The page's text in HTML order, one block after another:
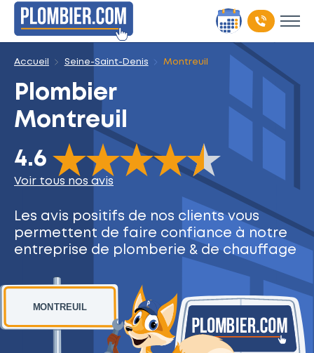
Accueil Seine-Saint-Denis Montreuil
Plombier
Montreuil
4.6
The rating of this product is 4.6out of 5
Voir tous nos avis
Les avis positifs de nos clientsvous
permettent de faire confiance à notre
entreprise de plomberie & de chauffage
MONTREUIL